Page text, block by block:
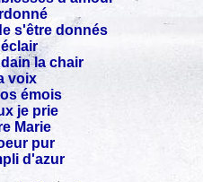
s'être donnés
la chair
voix
émois
je prie
Marie
pur
d'azur